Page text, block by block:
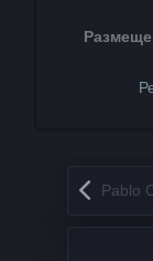
Запись
Pablo